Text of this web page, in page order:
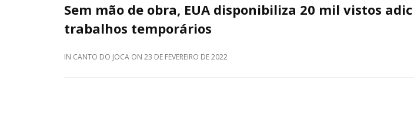
Sem mão de obra, EUA disponibiliza 20 mil vistos
trabalhos temporários
IN CANTO DO JOCA ON 23 DE FEVEREIRO DE 2022